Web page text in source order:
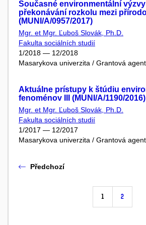
Současné environmentální
překonávání rozkolu mezi
(MUNI/A/0957/2017)
Mgr. et Mgr. Ľuboš Slovák, Ph.D.
Fakulta sociálních studií
1/2018 — 12/2018
Masarykova univerzita / Grantová
Aktuálne prístupy k štúdiu
fenoménov III (MUNI/A/1190/2016)
Mgr. et Mgr. Ľuboš Slovák, Ph.D.
Fakulta sociálních studií
1/2017 — 12/2017
Masarykova univerzita / Grantová
Předchozí
1 2